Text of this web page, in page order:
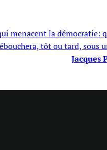
menacent la
tôt ou tard, sous
Jacques